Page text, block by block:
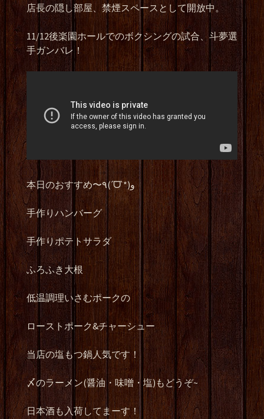
店長の隠し部屋、禁煙スペースとして開放中。
11/12後楽園ホールでのボクシングの試合、斗夢選
手ガンバレ！
本日のおすすめ〜٩(ˊᗜˋ*)و
手作りハンバーグ
手作りポテトサラダ
ふろふき大根
低温調理いさむポークの
ローストポーク&チャーシュー
当店の塩もつ鍋人気です！
〆のラーメン(醤油・味噌・塩)もどうぞ~
日本酒も入荷してまーす！